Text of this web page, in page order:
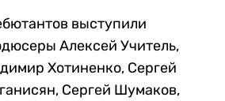
выступили
Алексей Учитель,
Хотиненко, Сергей
Сергей Шумаков,